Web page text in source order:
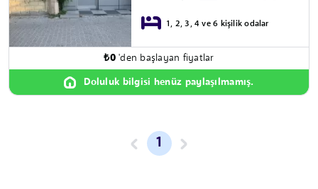
1, 2, 3, 4 ve 6 kişilik odalar
₺0'den başlayan fiyatlar
Doluluk bilgisi henüz paylaşılmamış.
1